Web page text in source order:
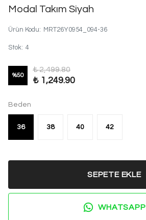
Modal Takım Siyah
Ürün Kodu: MRT26Y0954_094-36
Stok: 4
%50
₺ 2,499.80
₺ 1,249.90
Beden
36 38 40 42
SEPETE EKLE
WHATSAPP